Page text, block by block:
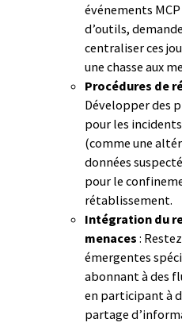
événements
d’outils,
centraliser ces
une chasse aux
Procédures de
Développer des
pour les
(comme une
données
pour le
rétablissement.
Intégration du
menaces :
émergentes
abonnant à des
en participant à
partage